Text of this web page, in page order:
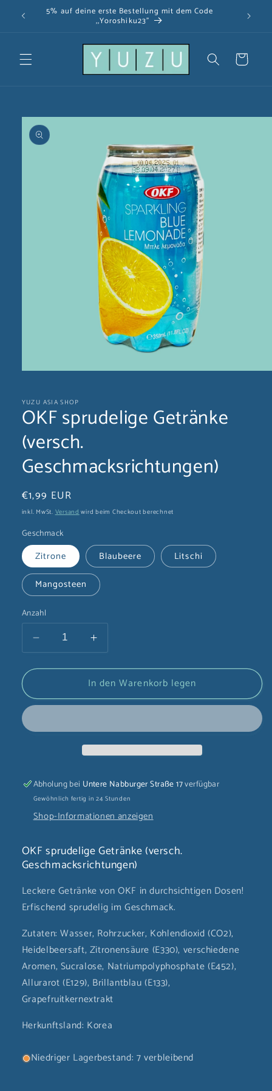
zum 5% auf deine erste Bestellung mit dem Code
,,Yoroshiku23"
Warenkorb
Modal
öffnen
YUZU ASIA SHOP
OKF sprudelige Getränke
(versch.
Geschmacksrichtungen)
Normaler
Preis
€1,99 EUR
inkl. MwSt.Versandwird beim Checkout berechnet
Geschmack
Zitrone Blaubeere
Litschi
Mangosteen
Anzahl
Verringere
die
Menge
OKF
Geschmacksrichtungen)
Erhöhe
die
Menge
für
OKF
Geschmacksrichtungen)
In den Warenkorb legen
Abholung bei Untere Nabburger Straße 17verfügbar
Gewöhnlich fertig in 24 Stunden
Shop-Informationen anzeigen
OKF sprudelige Getränke (versch.
Geschmacksrichtungen)
Leckere Getränke von OKF in durchsichtigen Dosen!
Erfischend sprudelig im Geschmack.
Zutaten: Wasser, Rohrzucker, Kohlendioxid (CO2),
Heidelbeersaft, Zitronensäure (E330), verschiedene
Aromen, Sucralose, Natriumpolyphosphate (E452),
Allurarot (E129), Brillantblau (E133),
Grapefruitkernextrakt
Herkunftsland: Korea
Niedriger Lagerbestand: 7 verbleibend